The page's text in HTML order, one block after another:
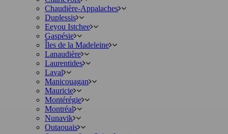
Chaudière-Appalaches
Duplessis
Eeyou Istchee
Gaspésie
Îles de la Madeleine
Lanaudière
Laurentides
Laval
Manicouagan
Mauricie
Montérégie
Montréal
Nunavik
Outaouais